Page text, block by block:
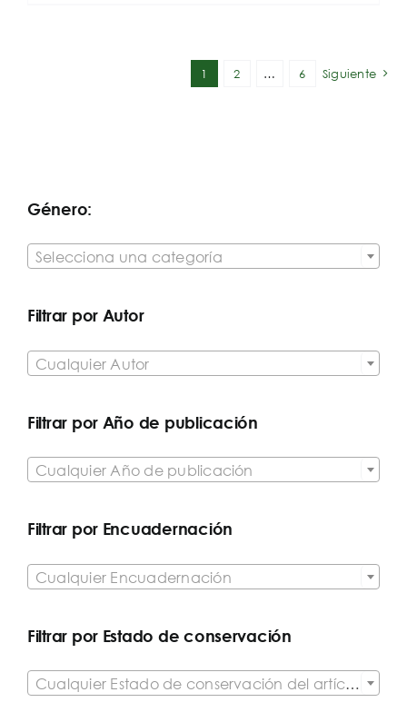
1 2 … 6 Siguiente
Género:
Selecciona una categoría
Filtrar por Autor
Cualquier Autor
Filtrar por Año de publicación
Cualquier Año de publicación
Filtrar por Encuadernación
Cualquier Encuadernación
Filtrar por Estado de conservación
Cualquier Estado de conservación del artículo